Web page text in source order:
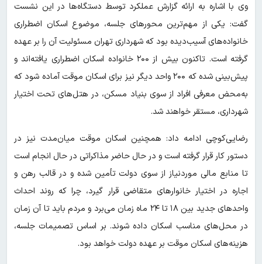
وی با اشاره به ارائه گزارش عملکرد توسط دستگاه‌ها در این نشست
گفت: یکی از مهم‌ترین محورهای جلسه، موضوع اسکان اضطراری
خانواده‌های آسیب‌دیده بود که شهرداری تهران مسئولیت آن را بر عهده
گرفته است. تاکنون بیش از ۲۰۰ خانواده اسکان اضطراری یافته‌اند و
پیش‌بینی شده که ۲۰۰ واحد دیگر نیز برای اسکان موقت آماده شود که
به‌محض معرفی افراد از سوی بنیاد مسکن، در هتل‌های تحت اختیار
شهرداری، مستقر خواهند شد.
رضایی‌کوچی ادامه داد: همچنین اسکان موقت میان‌مدت نیز در
دستور کار قرار گرفته است و در حال حاضر مذاکراتی در حال انجام است
تا منابع مالی موردنیاز از سوی دولت تأمین شده و در قالب رهن و
اجاره در اختیار خانوارهای متقاضی قرار گیرد، چرا که روند احداث
واحدهای جدید بین ۱۸ تا ۲۴ ماه زمان می‌برد و مردم باید تا آن زمان
در محل‌های مناسب اسکان داده شوند. بر اساس تصمیمات جلسه،
هزینه‌های اسکان موقت بر عهده دولت خواهد بود.